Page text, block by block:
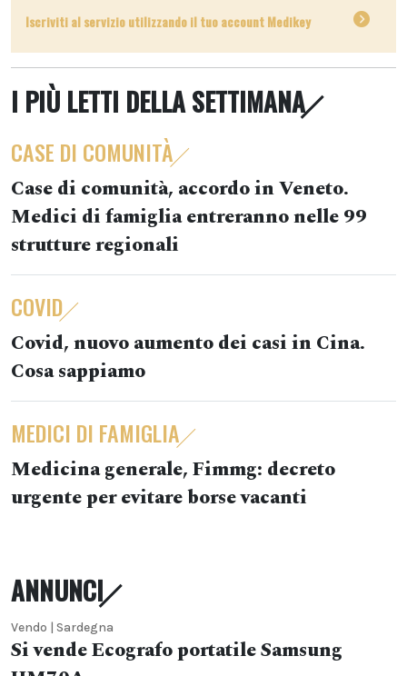
Iscriviti al servizio utilizzando il tuo account Medikey
I PIÙ LETTI DELLA SETTIMANA
CASE DI COMUNITÀ
Case di comunità, accordo in Veneto.
Medici di famiglia entreranno nelle 99
strutture regionali
COVID
Covid, nuovo aumento dei casi in Cina.
Cosa sappiamo
MEDICI DI FAMIGLIA
Medicina generale, Fimmg: decreto
urgente per evitare borse vacanti
ANNUNCI
Vendo | Sardegna
Si vende Ecografo portatile Samsung